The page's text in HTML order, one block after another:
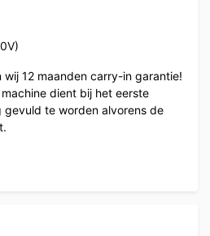
12 maanden carry-in garantie!
dient bij het eerste
te worden alvorens de